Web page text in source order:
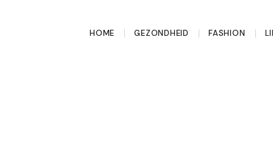
HOME GEZONDHEID FASHION